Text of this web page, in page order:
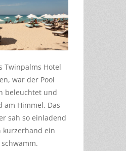
Twinpalms Hotel
war der Pool
beleuchtet und
am Himmel. Das
sah so einladend
kurzerhand ein